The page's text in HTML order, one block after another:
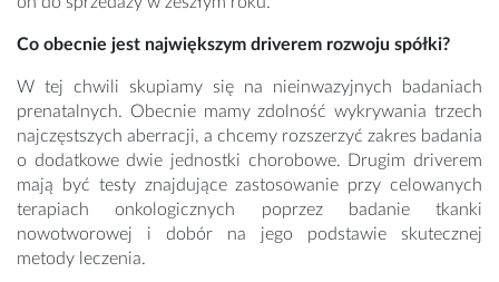
Co obecnie jest największym driverem rozwoju spółki?
W tej chwili skupiamy się na nieinwazyjnych badaniach
prenatalnych. Obecnie mamy zdolność wykrywania trzech
najczęstszych aberracji, a chcemy rozszerzyć zakres badania
o dodatkowe dwie jednostki chorobowe. Drugim driverem
mają być testy znajdujące zastosowanie przy celowanych
terapiach onkologicznych poprzez badanie tkanki
nowotworowej i dobór na jego podstawie skutecznej
metody leczenia.